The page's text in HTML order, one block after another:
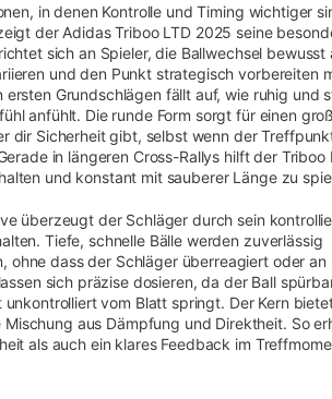
in denen Kontrolle und Timing wichtiger
der Adidas Triboo LTD 2025 seine
sich an Spieler, die Ballwechsel bewusst
und den Punkt strategisch vorbereiten
ersten Grundschlägen fällt auf, wie ruhig und
anfühlt. Die runde Form sorgt für einen
dir Sicherheit gibt, selbst wenn der
in längeren Cross-Rallys hilft der Triboo
und konstant mit sauberer Länge zu
überzeugt der Schläger durch sein
Tiefe, schnelle Bälle werden zuverlässig
ohne dass der Schläger überreagiert oder an
sich präzise dosieren, da der Ball
vom Blatt springt. Der Kern
Mischung aus Dämpfung und Direktheit. So
als auch ein klares Feedback im